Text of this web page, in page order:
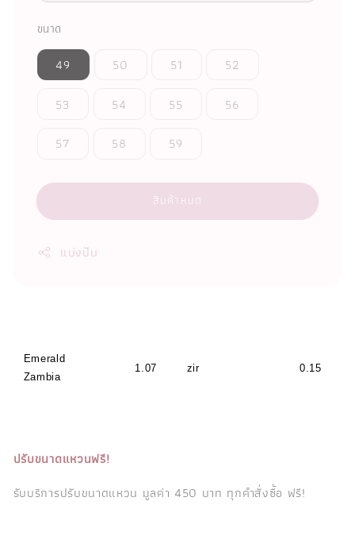
ขนาด
49 50 51
52
53
54 55
56
57
58 59
สินค้าหมด
แบ่งปัน
Emerald
Zambia
1.07 zir 0.15
ปรับขนาดแหวนฟรี!
รับบริการปรับขนาดแหวน มูลค่า 450 บาท ทุกคำสั่งซื้อ ฟรี!